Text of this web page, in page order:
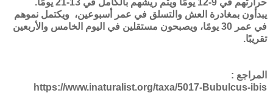
يبدأون بمغادرة العش والتسلق في عمر أسبوعين، ويكتمل نموهم
في عمر 30 يومًا، ويصبحون مستقلين في اليوم الخامس والأربعين
تقريبًا.
المراجع :
https://www.inaturalist.org/taxa/5017-Bubulcus-ibis